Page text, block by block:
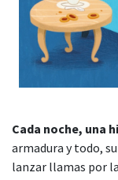
Cada noche, una
armadura y todo,
lanzar llamas por